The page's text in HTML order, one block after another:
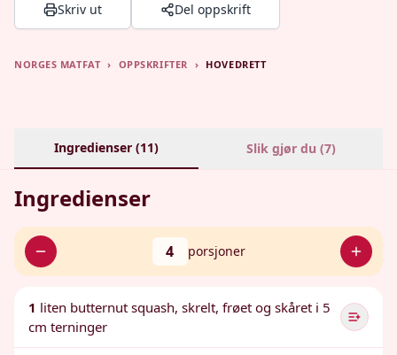
Skriv ut Del oppskrift
NORGES MATFAT › OPPSKRIFTER › HOVEDRETT
Ingredienser (11) Slik gjør du (7)
Ingredienser
4 porsjoner
1 liten butternut squash, skrelt, frøet og skåret i 5
cm terninger